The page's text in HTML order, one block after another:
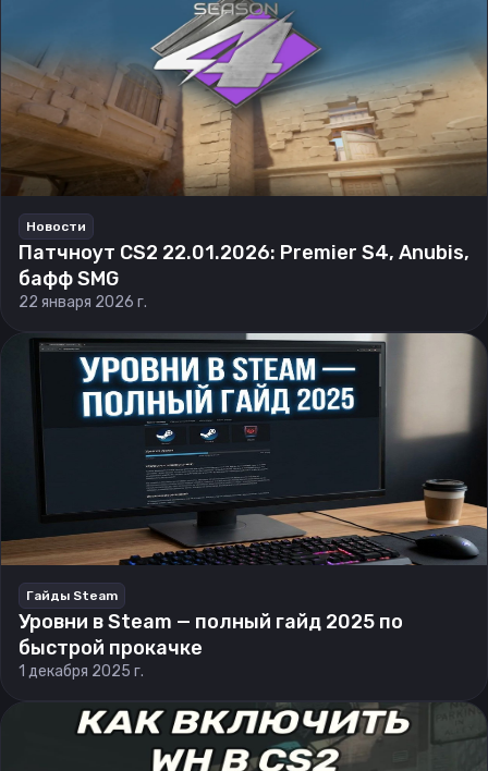
Новости
Патчноут CS2 22.01.2026: Premier S4, Anubis,
бафф SMG
22 января 2026 г.
Гайды Steam
Уровни в Steam — полный гайд 2025 по
быстрой прокачке
1 декабря 2025 г.